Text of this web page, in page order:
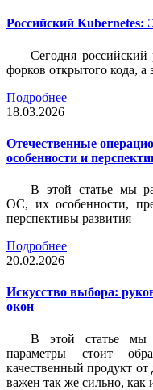
Российский Kubernetes:
Сегодня
форков открытого кода, а
Подробнее
18.03.2026
Отечественные
особенности и
В этой статье мы
ОС, их особенности,
перспективы развития
Подробнее
20.02.2026
Искусство выбора:
окон
В этой статье мы
параметры стоит
качественный продукт
важен так же сильно, как